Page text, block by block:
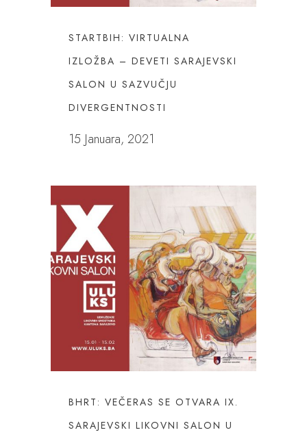
STARTBIH: VIRTUALNA
IZLOŽBA – DEVETI SARAJEVSKI
SALON U SAZVUČJU
DIVERGENTNOSTI
15 Januara, 2021
BHRT: VEČERAS SE OTVARA IX.
SARAJEVSKI LIKOVNI SALON U